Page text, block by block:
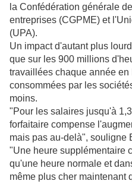
la Confédération générale
entreprises (CGPME) et
(UPA).
Un impact d'autant plus
que sur les 900 millions
travaillées chaque année en
consommées par les
moins.
"Pour les salaires jusqu'à
forfaitaire compense
mais pas au-delà", souligne
"Une heure supplémentaire
qu'une heure normale et
même plus cher maintenant